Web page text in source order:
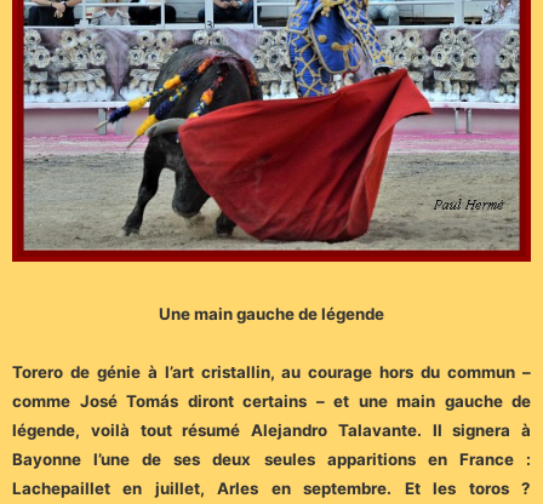
Une main gauche de légende
Torero de génie à l’art cristallin, au courage hors du commun –
comme José Tomás diront certains – et une main gauche de
légende, voilà tout résumé Alejandro Talavante. Il signera à
Bayonne l’une de ses deux seules apparitions en France :
Lachepaillet en juillet, Arles en septembre. Et les toros ?